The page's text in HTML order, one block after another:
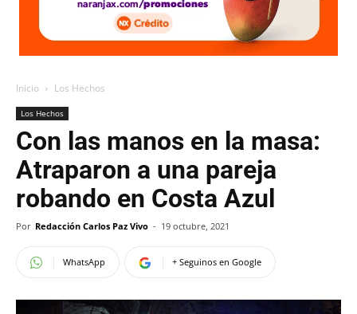
Inicio Los Hechos
Los Hechos
Con las manos en la masa:
Atraparon a una pareja
robando en Costa Azul
Por Redacción Carlos Paz Vivo - 19 octubre, 2021
WhatsApp + Seguinos en Google